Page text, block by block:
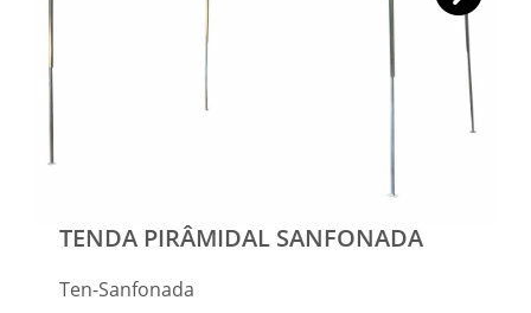
TENDA PIRÂMIDAL SANFONADA
Ten-Sanfonada